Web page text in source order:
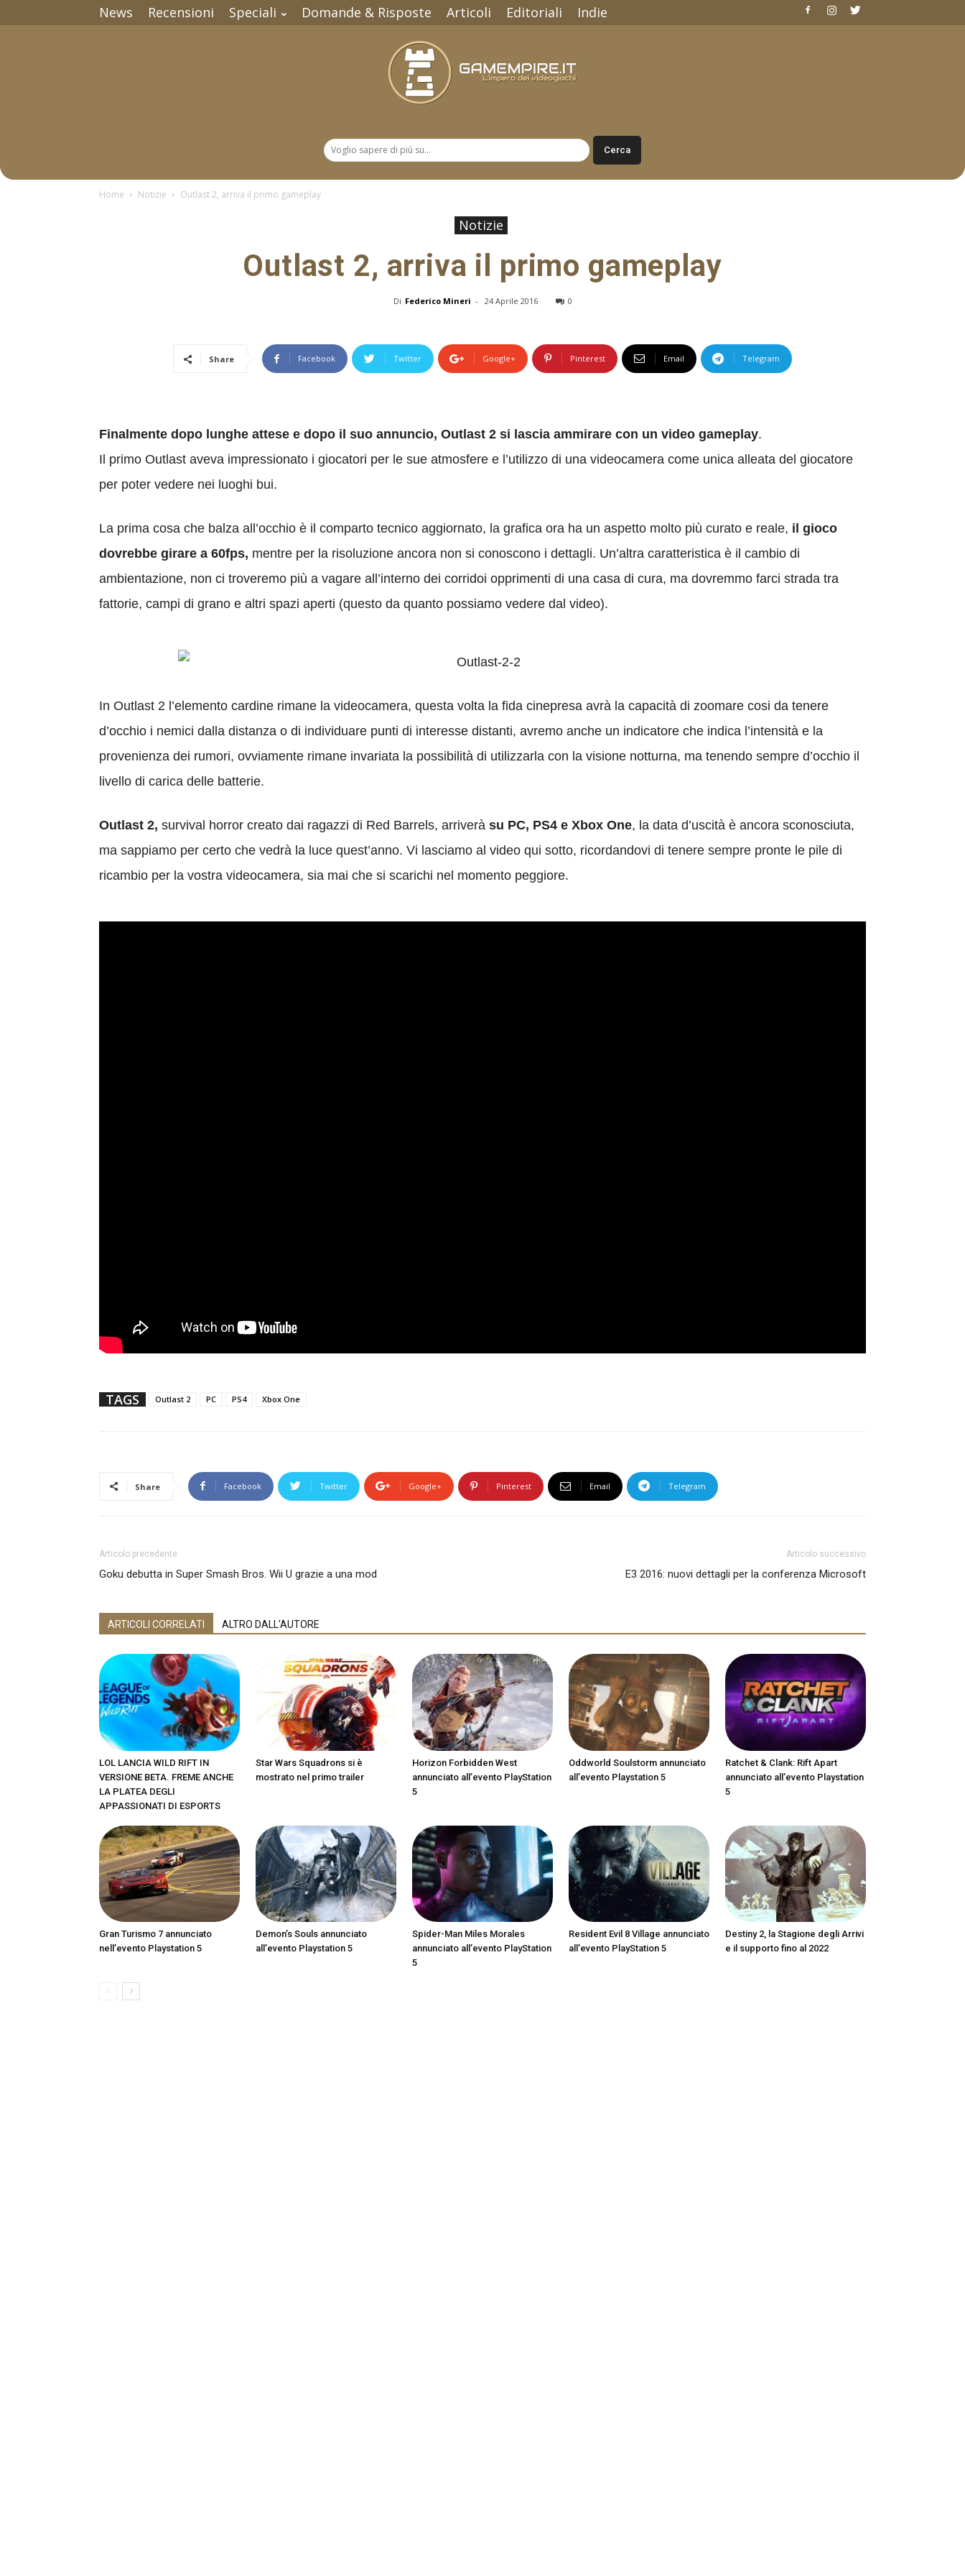
News Recensioni Speciali Domande & Risposte Articoli Editoriali Indie
Home Notizie Outlast 2, arriva il primo gameplay
Notizie
Outlast 2, arriva il primo gameplay
Di Federico Mineri - 24 Aprile 2016 0
Share Facebook Twitter Google+ Pinterest Email Telegram
Finalmente dopo lunghe attese e dopo il suo annuncio, Outlast 2 si lascia ammirare con un video gameplay.
Il primo Outlast aveva impressionato i giocatori per le sue atmosfere e l’utilizzo di una videocamera come unica alleata del giocatore
per poter vedere nei luoghi bui.
La prima cosa che balza all’occhio è il comparto tecnico aggiornato, la grafica ora ha un aspetto molto più curato e reale, il gioco
dovrebbe girare a 60fps, mentre per la risoluzione ancora non si conoscono i dettagli. Un’altra caratteristica è il cambio di
ambientazione, non ci troveremo più a vagare all’interno dei corridoi opprimenti di una casa di cura, ma dovremmo farci strada tra
fattorie, campi di grano e altri spazi aperti (questo da quanto possiamo vedere dal video).
In Outlast 2 l’elemento cardine rimane la videocamera, questa volta la fida cinepresa avrà la capacità di zoomare cosi da tenere
d’occhio i nemici dalla distanza o di individuare punti di interesse distanti, avremo anche un indicatore che indica l’intensità e la
provenienza dei rumori, ovviamente rimane invariata la possibilità di utilizzarla con la visione notturna, ma tenendo sempre d’occhio il
livello di carica delle batterie.
Outlast 2, survival horror creato dai ragazzi di Red Barrels, arriverà su PC, PS4 e Xbox One, la data d’uscità è ancora sconosciuta,
ma sappiamo per certo che vedrà la luce quest’anno. Vi lasciamo al video qui sotto, ricordandovi di tenere sempre pronte le pile di
ricambio per la vostra videocamera, sia mai che si scarichi nel momento peggiore.
TAGS Outlast 2 PC PS4 Xbox One
Share Facebook Twitter Google+ Pinterest Email Telegram
Articolo precedente
Goku debutta in Super Smash Bros. Wii U grazie a una mod
Articolo successivo
E3 2016: nuovi dettagli per la conferenza Microsoft
ARTICOLI CORRELATI ALTRO DALL'AUTORE
LOL LANCIA WILD RIFT IN
VERSIONE BETA. FREME ANCHE
LA PLATEA DEGLI
APPASSIONATI DI ESPORTS
Star Wars Squadrons si è
mostrato nel primo trailer
Horizon Forbidden West
annunciato all’evento PlayStation
5
Oddworld Soulstorm annunciato
all’evento Playstation 5
Ratchet & Clank: Rift Apart
annunciato all’evento Playstation
5
Gran Turismo 7 annunciato
nell’evento Playstation 5
Demon’s Souls annunciato
all’evento Playstation 5
Spider-Man Miles Morales
annunciato all’evento PlayStation
5
Resident Evil 8 Village annunciato
all’evento PlayStation 5
Destiny 2, la Stagione degli Arrivi
e il supporto fino al 2022